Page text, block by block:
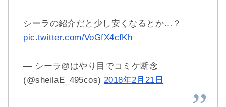
シーラの紹介だと少し安くなるとか…？
pic.twitter.com/VoGfX4cfKh
— シーラ@はやり目でコミケ断念
(@sheilaE_495cos) 2018年2月21日